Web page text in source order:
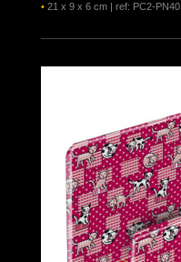
• 21 x 9 x 6 cm | ref: PC2-PN40